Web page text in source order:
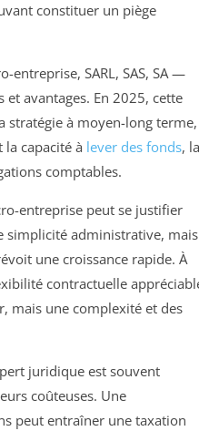
constituer un piège
SARL, SAS, SA —
avantages. En 2025, cette
stratégie à moyen-long terme,
capacité à lever des fonds, la
comptables.
entreprise peut se justifier
simplicité administrative, mais
une croissance rapide. À
contractuelle
mais une complexité et des
juridique est souvent
coûteuses. Une
peut entraîner une taxation